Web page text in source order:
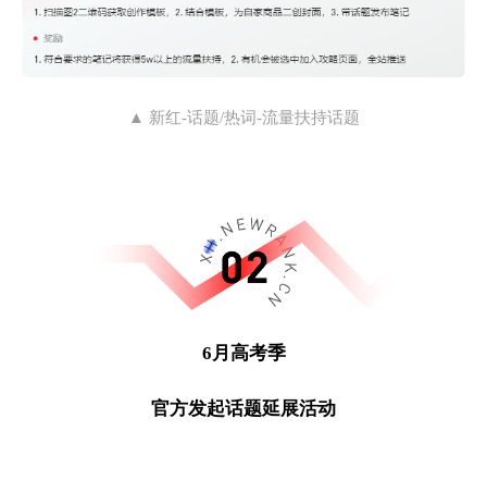
▲ 新红-话题/热词-流量扶持话题
6月高考季
官方发起话题延展活动